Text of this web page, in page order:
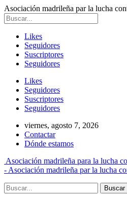
Asociación madrileña par la lucha
Likes
Seguidores
Suscriptores
Seguidores
Likes
Seguidores
Suscriptores
Seguidores
viernes, agosto 7, 2026
Contactar
Dónde estamos
Asociación madrileña para la lucha
- Asociación madrileña par la lucha